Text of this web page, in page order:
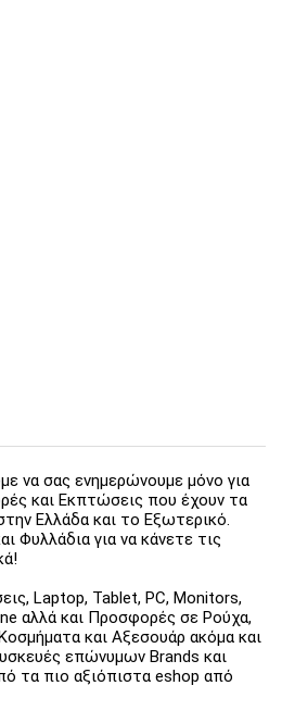
να σας ενημερώνουμε μόνο για
και Εκπτώσεις που έχουν τα
Ελλάδα και το Εξωτερικό.
Φυλλάδια για να κάνετε τις
Laptop, Tablet, PC, Monitors,
αλλά και Προσφορές σε Ρούχα,
και Αξεσουάρ ακόμα και
επώνυμων Brands και
τα πιο αξιόπιστα eshop από